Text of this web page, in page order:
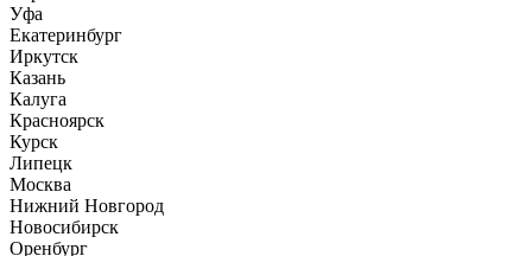
Уфа
Екатеринбург
Иркутск
Казань
Калуга
Красноярск
Курск
Липецк
Москва
Нижний Новгород
Новосибирск
Оренбург